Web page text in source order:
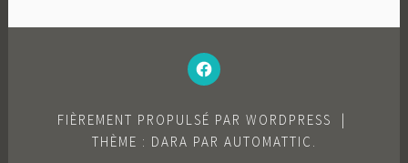
–
N’HÉSITEZ
PAS
À
NOTRE
FACEBOOK
;-)
–
FIÈREMENT PROPULSÉ PAR WORDPRESS
THÈME : DARA PAR AUTOMATTIC .